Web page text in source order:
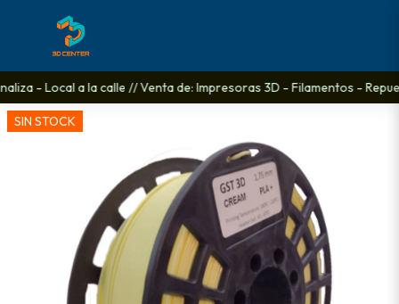
- Local a la calle // Venta de: Impresoras 3D - Filamentos -
SIN STOCK